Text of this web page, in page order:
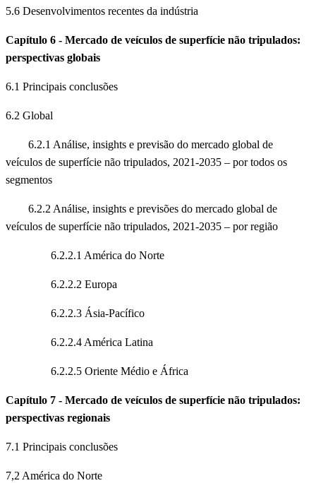
5.6 Desenvolvimentos recentes da indústria
Capítulo 6 - Mercado de veículos de superfície não tripulados:
perspectivas globais
6.1 Principais conclusões
6.2 Global
6.2.1 Análise, insights e previsão do mercado global de
veículos de superfície não tripulados, 2021-2035 – por todos os
segmentos
6.2.2 Análise, insights e previsões do mercado global de
veículos de superfície não tripulados, 2021-2035 – por região
6.2.2.1 América do Norte
6.2.2.2 Europa
6.2.2.3 Ásia-Pacífico
6.2.2.4 América Latina
6.2.2.5 Oriente Médio e África
Capítulo 7 - Mercado de veículos de superfície não tripulados:
perspectivas regionais
7.1 Principais conclusões
7,2 América do Norte